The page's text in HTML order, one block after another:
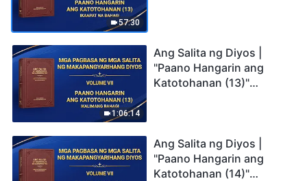
57:30
1:06:14
Ang Salita ng Diyos |
"Paano Hangarin ang
Katotohanan (13)"
Ang Salita ng Diyos |
"Paano Hangarin ang
Katotohanan (14)"